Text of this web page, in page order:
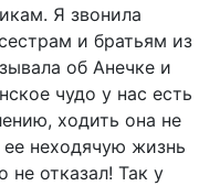
Я звонила
и братьям из
об Анечке и
чудо у нас есть
ходить она не
ее неходячую жизнь
отказал! Так у